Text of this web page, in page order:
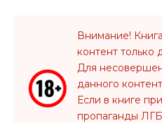
Внимание!
контент только
Для
данного
Если в книге
пропаганды